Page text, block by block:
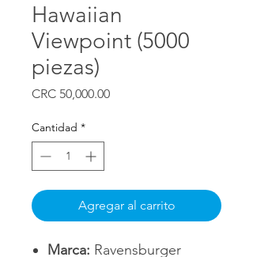
Hawaiian
Viewpoint (5000
piezas)
CRC 50,000.00Precio
Cantidad *
Agregar al carrito
Marca: Ravensburger